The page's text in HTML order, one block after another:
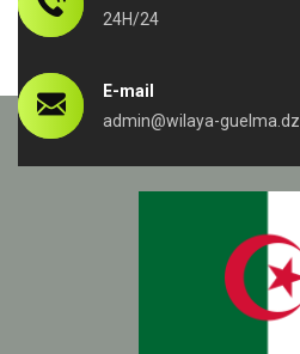
24H/24
E-mail
admin@wilaya-guelma.dz